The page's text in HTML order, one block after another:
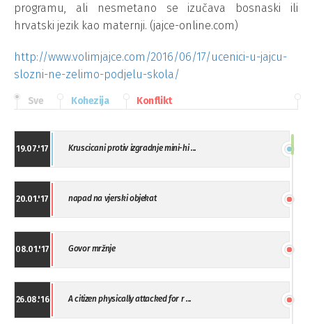
programu, ali nesmetano se izučava bosnaski ili
hrvatski jezik kao maternji. (jajce-online.com)
http://www.volimjajce.com/2016/06/17/ucenici-u-jajcu-
slozni-ne-zelimo-podjelu-skola/
Sve Kohezija Konflikt
19.07.'17 Kruscicani protiv izgradnje mini-hi ...
20.01.'17 napad na vjerski objekat
08.01.'17 Govor mržnje
26.08.'16 A citizen physically attacked for r ...